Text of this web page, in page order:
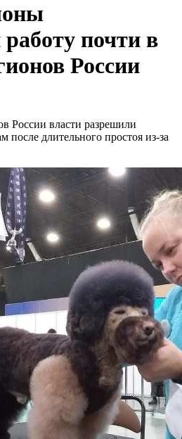
почти в
России
России власти разрешили
после длительного простоя из-за